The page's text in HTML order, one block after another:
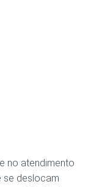
no atendimento
se deslocam